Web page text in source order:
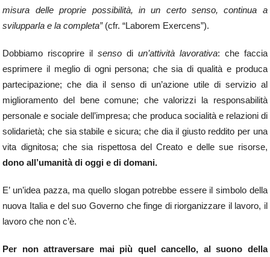
misura delle proprie possibilità, in un certo senso, continua a
svilupparla e la completa”(cfr. “Laborem Exercens”).
Dobbiamo riscoprire ilsensodi un’attività lavorativa: che faccia
esprimere il meglio di ogni persona; che sia di qualità e produca
partecipazione; che dia il senso di un’azione utile di servizio al
miglioramento del bene comune; che valorizzi la responsabilità
personale e sociale dell’impresa; che produca socialità e relazioni di
solidarietà; che sia stabile e sicura; che dia il giusto reddito per una
vita dignitosa; che sia rispettosa del Creato e delle sue risorse,
dono all’umanità di oggi e di domani.
E’ un’idea pazza, ma quello slogan potrebbe essere il simbolo della
nuova Italia e del suo Governo che finge di riorganizzare il lavoro, il
lavoro che non c’è.
Per non attraversare mai più quel cancello, al suono della